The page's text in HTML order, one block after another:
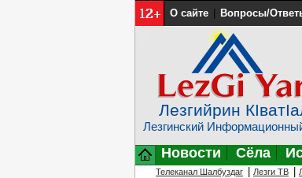
О сайте Вопросы/
Лезгийрин
Лезгинский
Новости Сёла
Телеканал Шалбуздаг Лезги ТВ